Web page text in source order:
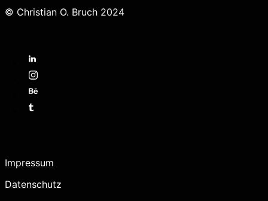
© Christian O. Bruch 2024
Impressum
Datenschutz